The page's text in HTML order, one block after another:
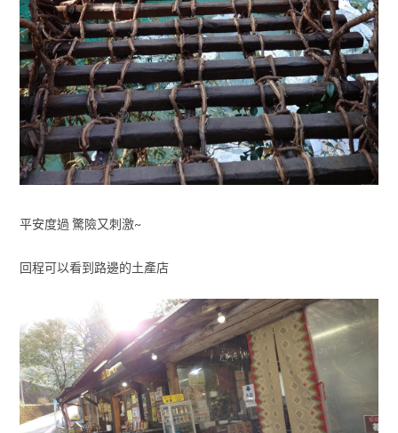
平安度過 驚險又刺激~
回程可以看到路邊的土產店